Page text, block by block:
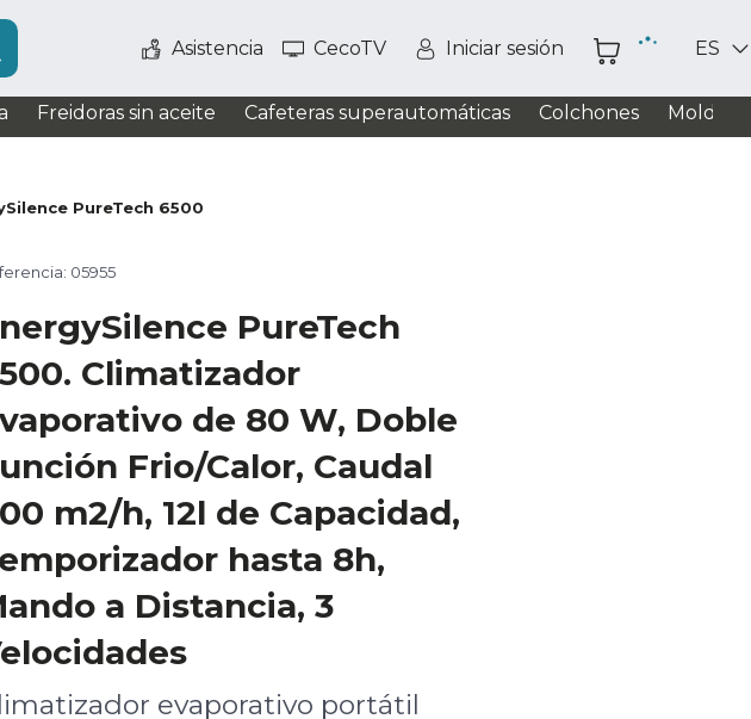
Asistencia CecoTV Iniciar sesión ES
Freidoras sin aceite Cafeteras superautomáticas Colchones
PureTech 6500
05955
PureTech
Climatizador
de 80 W, Doble
Frio/Calor, Caudal
m2/h, 12l de Capacidad,
hasta 8h,
a Distancia, 3
evaporativo portátil